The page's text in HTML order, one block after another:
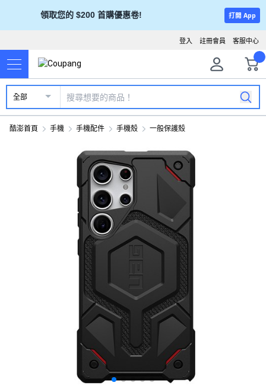
領取您的 $200 首購優惠卷! 打開 App
客服中心
註冊會員
登入
全部
酷澎首頁 手機 手機配件 手機殼 一般保護殼